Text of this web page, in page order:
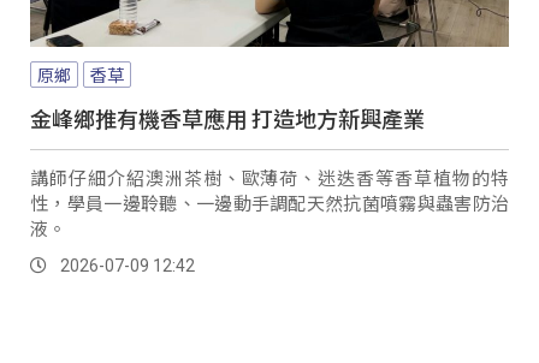
原鄉 香草
金峰鄉推有機香草應用 打造地方新興產業
講師仔細介紹澳洲茶樹、歐薄荷、迷迭香等香草植物的特
性，學員一邊聆聽、一邊動手調配天然抗菌噴霧與蟲害防治
液。
2026-07-09 12:42